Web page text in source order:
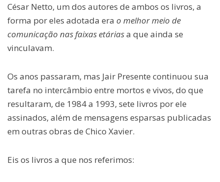
César Netto, um dos autores de ambos os livros, a
forma por eles adotada era o melhor meio de
comunicação nas faixas etáriasa que ainda se
vinculavam.
Os anos passaram, mas Jair Presente continuou sua
tarefa no intercâmbio entre mortos e vivos, do que
resultaram, de 1984 a 1993, sete livros por ele
assinados, além de mensagens esparsas publicadas
em outras obras de Chico Xavier.
Eis os livros a que nos referimos: